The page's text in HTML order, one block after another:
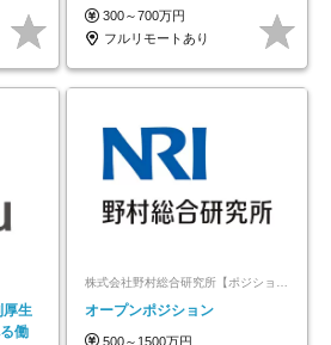
#最大1年の研修
300～700万円
フルリモートあり
厚生
働
オープンポジション
500～1500万円